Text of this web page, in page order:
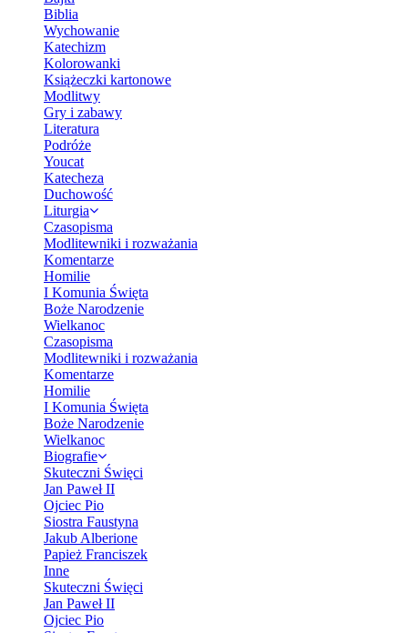
Biblia
Wychowanie
Katechizm
Kolorowanki
Książeczki kartonowe
Modlitwy
Gry i zabawy
Literatura
Podróże
Youcat
Katecheza
Duchowość
Liturgia
Czasopisma
Modlitewniki i rozważania
Komentarze
Homilie
I Komunia Święta
Boże Narodzenie
Wielkanoc
Czasopisma
Modlitewniki i rozważania
Komentarze
Homilie
I Komunia Święta
Boże Narodzenie
Wielkanoc
Biografie
Skuteczni Święci
Jan Paweł II
Ojciec Pio
Siostra Faustyna
Jakub Alberione
Papież Franciszek
Inne
Skuteczni Święci
Jan Paweł II
Ojciec Pio